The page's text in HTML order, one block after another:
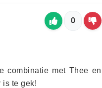
0
combinatie met Thee en
is te gek!